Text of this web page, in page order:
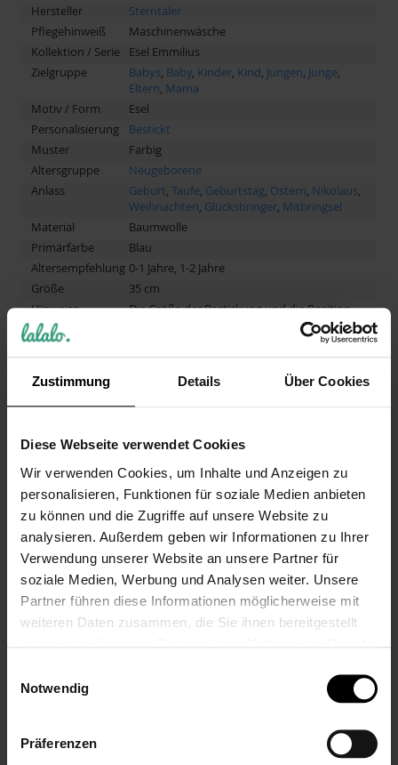
Zustimmung Details Über Cookies
Diese Webseite verwendet Cookies
Wir verwenden Cookies, um Inhalte und Anzeigen zu
personalisieren, Funktionen für soziale Medien anbieten
zu können und die Zugriffe auf unsere Website zu
analysieren. Außerdem geben wir Informationen zu Ihrer
Verwendung unserer Website an unsere Partner für
soziale Medien, Werbung und Analysen weiter. Unsere
Partner führen diese Informationen möglicherweise mit
weiteren Daten zusammen, die Sie ihnen bereitgestellt
Notwendig
Präferenzen
Hersteller
Sterntaler
Pflegehinweiß
Maschinenwäsche
Kollektion / Serie
Esel Emmilius
Zielgruppe
Babys, Baby, Kinder, Kind, Jungen, Junge,
Eltern, Mama
Motiv / Form
Esel
Personalisierung
Bestickt
Muster
Farbig
Altersgruppe
Neugeborene
Anlass
Geburt, Taufe, Geburtstag, Ostern, Nikolaus,
Weihnachten, Glücksbringer, Mitbringsel
Material
Baumwolle
Primärfarbe
Blau
Altersempfehlung 0-1 Jahre, 1-2 Jahre
Größe
35 cm
Hinweise
Die Größe der Bestickung und die Position
variieren möglicherweise je nach gewählter
Schriftart, Anzahl Buchstaben und Motiv. Die
Bestickung kann von dem Beispielfoto
abweichen.
Artikelnummer
Produktgruppe
Schmusetuch,Kuscheltier
KurzbeschreibungSchmusetuch -Bestickt- Material: Baumwolle -
Motiv: Esel - Größe: 35 cm
Hersteller
Beschreibung
Weiches Schmusetuch Esel Emmilius aus
Flauschstoff und Jersey, in das Ihr Baby sich
schnell verlieben wird.
DAS KÖNNTE DICH AUCH INTERESSIEREN